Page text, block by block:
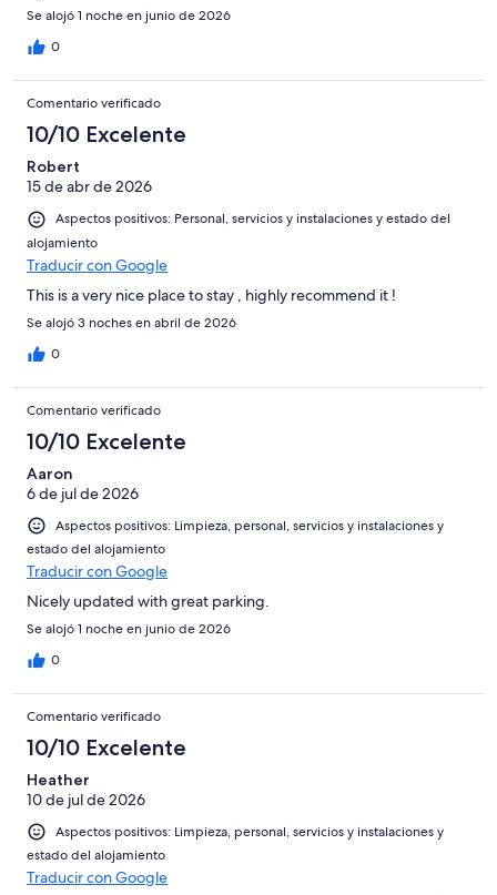
Se alojó 1 noche en junio de 2026
0
Comentario verificado
10/10 Excelente
Robert
15 de abr de 2026
Aspectos positivos: Personal, servicios y instalaciones y estado del
alojamiento
Traducir con Google
This is a very nice place to stay , highly recommend it !
Se alojó 3 noches en abril de 2026
0
Comentario verificado
10/10 Excelente
Aaron
6 de jul de 2026
Aspectos positivos: Limpieza, personal, servicios y instalaciones y
estado del alojamiento
Traducir con Google
Nicely updated with great parking.
Se alojó 1 noche en junio de 2026
0
Comentario verificado
10/10 Excelente
Heather
10 de jul de 2026
Aspectos positivos: Limpieza, personal, servicios y instalaciones y
estado del alojamiento
Traducir con Google